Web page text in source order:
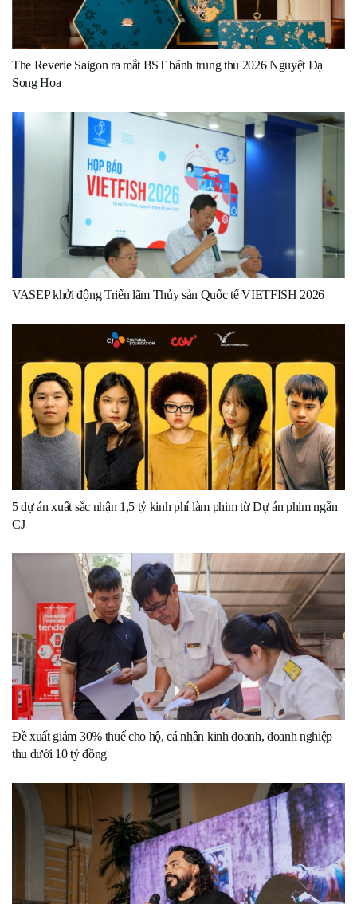
The Reverie Saigon ra mắt BST bánh trung thu 2026 Nguyệt Dạ
Song Hoa
VASEP khởi động Triển lãm Thủy sản Quốc tế VIETFISH 2026
5 dự án xuất sắc nhận 1,5 tỷ kinh phí làm phim từ Dự án phim ngắn
CJ
Đề xuất giảm 30% thuế cho hộ, cá nhân kinh doanh, doanh nghiệp
thu dưới 10 tỷ đồng